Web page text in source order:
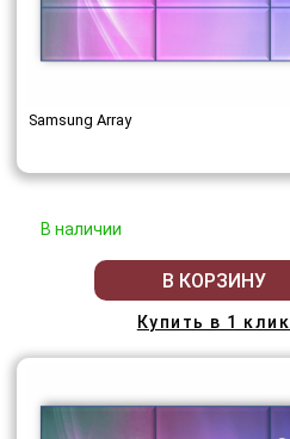
Samsung Array
В наличии
В КОРЗИНУ
Купить в 1 клик